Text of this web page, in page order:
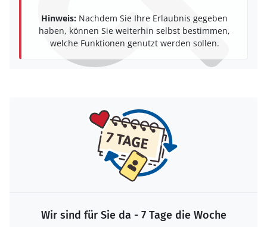
Hinweis: Nachdem Sie Ihre Erlaubnis gegeben
haben, können Sie weiterhin selbst bestimmen,
welche Funktionen genutzt werden sollen.
Wir sind für Sie da - 7 Tage die Woche